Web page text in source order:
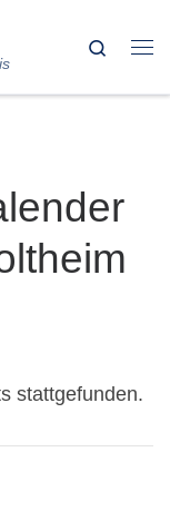
Search
stattgefunden.